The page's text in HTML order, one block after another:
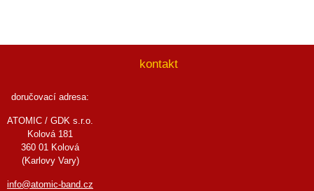
kontakt
doručovací adresa:
ATOMIC / GDK s.r.o.
Kolová 181
360 01 Kolová
(Karlovy Vary)
info@atomic-band.cz